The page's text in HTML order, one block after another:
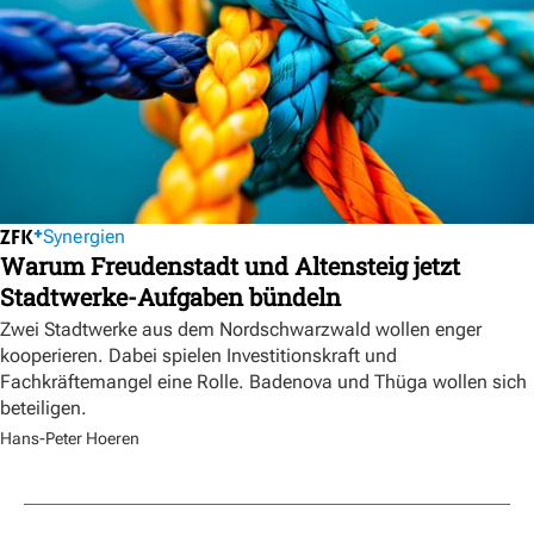
Synergien
Warum Freudenstadt und Altensteig jetzt
Stadtwerke-Aufgaben bündeln
Zwei Stadtwerke aus dem Nordschwarzwald wollen enger
kooperieren. Dabei spielen Investitionskraft und
Fachkräftemangel eine Rolle. Badenova und Thüga wollen sich
beteiligen.
Hans-Peter Hoeren